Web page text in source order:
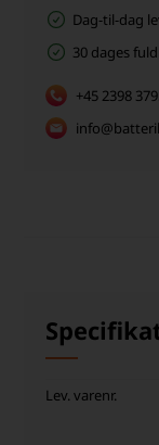
Dag-til-dag
30 dages
+45 2398
Lev. varenr.